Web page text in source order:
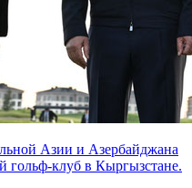
Азии и Азербайджана
гольф-клуб в Кыргызстане.